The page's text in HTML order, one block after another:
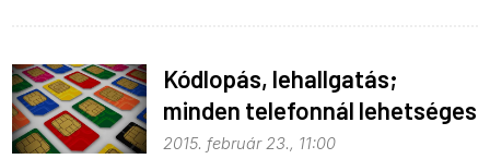
Kódlopás, lehallgatás;
minden telefonnál lehetséges
2015. február 23., 11:00